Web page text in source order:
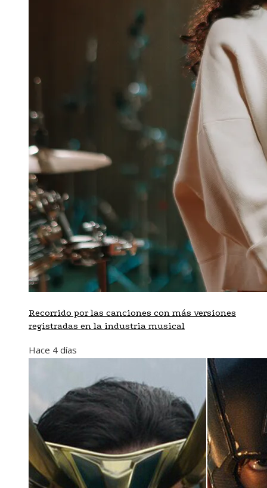
Recorrido por las canciones con más versiones
registradas en la industria musical
Hace 4 días